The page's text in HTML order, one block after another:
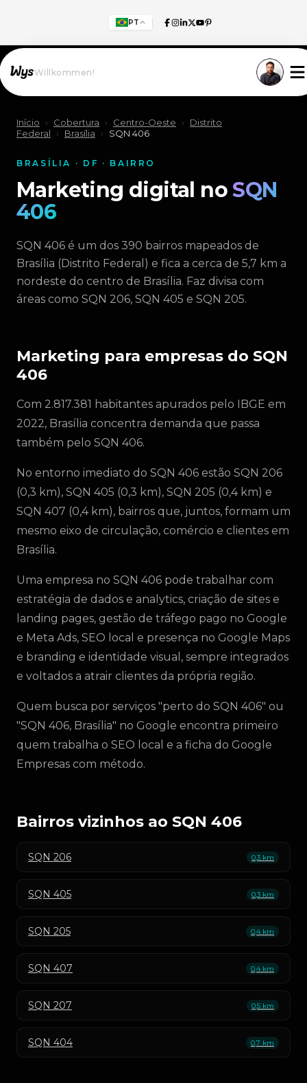
PT
Willkommen!
Início › Cobertura › Centro-Oeste ›
Distrito
Federal
› Brasília › SQN 406
BRASÍLIA · DF · BAIRRO
Marketing digital noSQN
406
SQN 406 é um dos 390 bairros mapeados de
Brasília (Distrito Federal) e fica a cerca de 5,7 km a
nordeste do centro de Brasília. Faz divisa com
áreas como SQN 206, SQN 405 e SQN 205.
Marketing para empresas do SQN
406
Com 2.817.381 habitantes apurados pelo IBGE em
2022, Brasília concentra demanda que passa
também pelo SQN 406.
No entorno imediato do SQN 406 estão SQN 206
(0,3 km), SQN 405 (0,3 km), SQN 205 (0,4 km) e
SQN 407 (0,4 km), bairros que, juntos, formam um
mesmo eixo de circulação, comércio e clientes em
Brasília.
Uma empresa no SQN 406 pode trabalhar com
estratégia de dados e analytics, criação de sites e
landing pages, gestão de tráfego pago no Google
e Meta Ads, SEO local e presença no Google Maps
e branding e identidade visual, sempre integrados
e voltados a atrair clientes da própria região.
Quem busca por serviços "perto do SQN 406" ou
"SQN 406, Brasília" no Google encontra primeiro
quem trabalha o SEO local e a ficha do Google
Empresas com método.
Bairros vizinhos ao SQN 406
SQN 206 0,3 km
SQN 405 0,3 km
SQN 205 0,4 km
SQN 407 0,4 km
SQN 207 0,5 km
SQN 404 0,7 km